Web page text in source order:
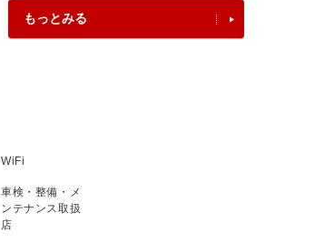
もっとみる
WiFi
車検・整備・メ
ンテナンス取扱
店